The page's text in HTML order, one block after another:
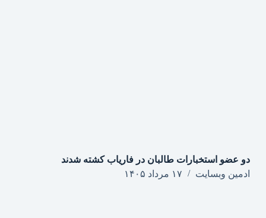
دو عضو استخبارات طالبان در فاریاب کشته شدند
ادمین وبسایت
۱۷ مرداد ۱۴۰۵